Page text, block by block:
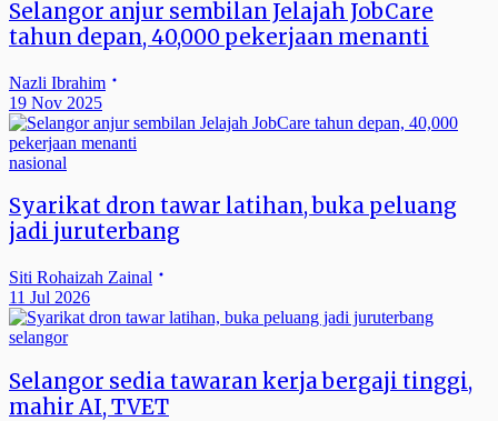
Selangor anjur sembilan Jelajah JobCare
tahun depan, 40,000 pekerjaan menanti
Nazli Ibrahim
19 Nov 2025
nasional
Syarikat dron tawar latihan, buka peluang
jadi juruterbang
Siti Rohaizah Zainal
11 Jul 2026
selangor
Selangor sedia tawaran kerja bergaji tinggi,
mahir AI, TVET